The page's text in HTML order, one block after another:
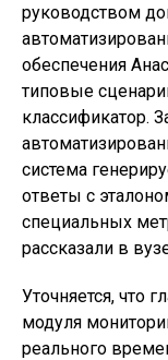
руководством
обеспечения
типовые
классификатор.
система
ответы с
специальных
рассказали в
Уточняется, что
модуля
реального